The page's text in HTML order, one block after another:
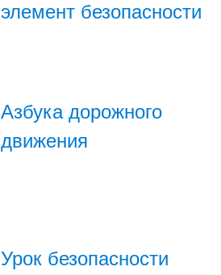
элемент безопасности
Азбука дорожного
движения
Урок безопасности